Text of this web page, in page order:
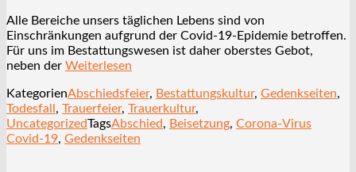
Alle Bereiche unsers täglichen Lebens sind von
Einschränkungen aufgrund der Covid-19-Epidemie betroffen.
Für uns im Bestattungswesen ist daher oberstes Gebot,
neben der Weiterlesen
KategorienAbschiedsfeier, Bestattungskultur, Gedenkseiten,
Todesfall, Trauerfeier, Trauerkultur,
UncategorizedTagsAbschied, Beisetzung, Corona-Virus
Covid-19, Gedenkseiten